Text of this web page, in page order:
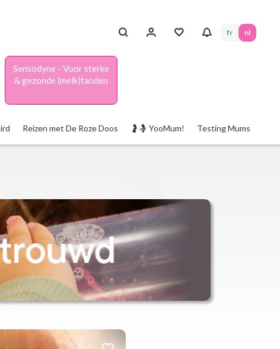
fr nl
Sensodyne - Voor sterke
& gezonde (melk)tanden
Reizen met De Roze Doos 🤰🤱 YooMum! Testing Mums